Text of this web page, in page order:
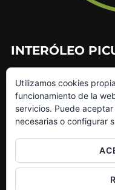
INTERÓLEO
953 226 010
953 272 499
info@interoleo.com
Utilizamos cookies
funcionamiento de la
servicios. Puede
necesarias o configurar